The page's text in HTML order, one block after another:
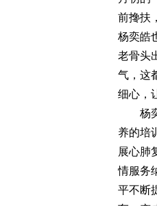
前搀扶
杨奕皓
老骨头
气，这
细心，
杨奕
养的培
展心肺
情服务
平不断